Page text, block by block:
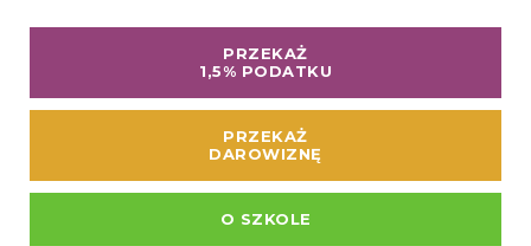
PRZEKAŻ
1,5% PODATKU
PRZEKAŻ
DAROWIZNĘ
O SZKOLE